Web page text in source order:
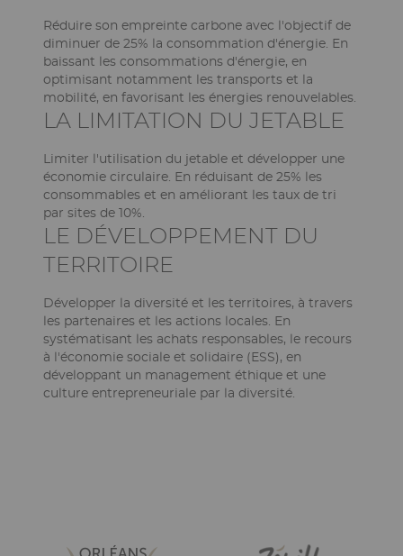
Réduire son empreinte carbone avec l'objectif de
diminuer de 25% la consommation d'énergie. En
baissant les consommations d'énergie, en
optimisant notamment les transports et la
mobilité, en favorisant les énergies renouvelables.
Ckeditor
LA LIMITATION DU JETABLE
Limiter l'utilisation du jetable et développer une
économie circulaire. En réduisant de 25% les
consommables et en améliorant les taux de tri
par sites de 10%.
Ckeditor
LE DÉVELOPPEMENT DU
TERRITOIRE
Développer la diversité et les territoires, à travers
les partenaires et les actions locales. En
systématisant les achats responsables, le recours
à l'économie sociale et solidaire (ESS), en
développant un management éthique et une
culture entrepreneuriale par la diversité.
Image